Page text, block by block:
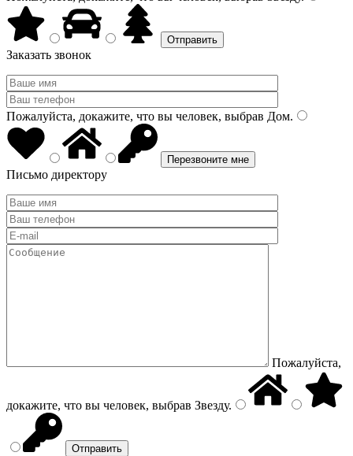
Заказать звонок
Пожалуйста, докажите, что вы человек, выбрав Дом.
Письмо директору
Пожалуйста,
докажите, что вы человек, выбрав Звезду.